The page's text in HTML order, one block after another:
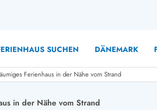
SUCHEN DÄNEMARK
Ferienhaus in der Nähe vom Strand
in der Nähe vom Strand